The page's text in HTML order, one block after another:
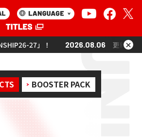
更新「UNION ARENA ×
BOOSTER PACK